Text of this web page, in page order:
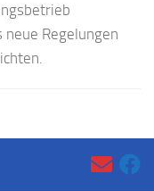
neue Regelungen